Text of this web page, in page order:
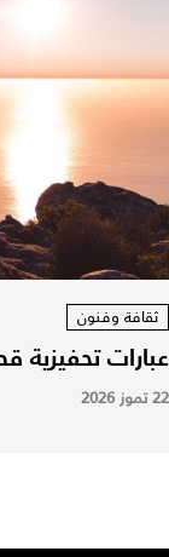
ثقافة وفنون
عبارات تحفيزية
22 تموز 2026